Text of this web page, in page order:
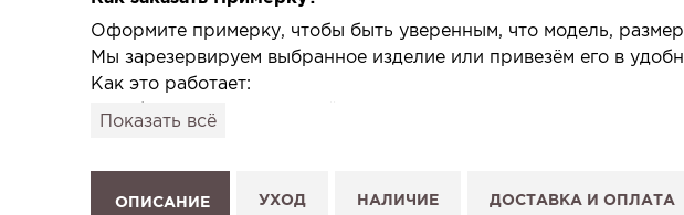
Оформите примерку, чтобы быть уверенным, что модель,
Мы зарезервируем выбранное изделие или привезём его в
Как это работает:
1. Выберите изделие на сайте.
Показать всё
ОПИСАНИЕ УХОД НАЛИЧИЕ ДОСТАВКА И ОПЛАТА